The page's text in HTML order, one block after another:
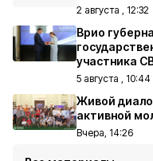
2 августа , 12:32
Врио
участника
5 августа , 10:44
Живой
активной
Вчера, 14:26